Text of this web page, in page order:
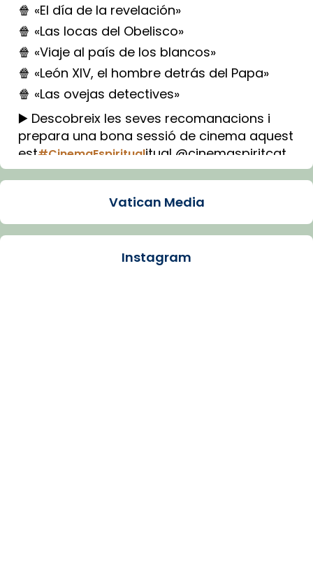
🍿 «El día de la revelación»
🍿 «Las locas del Obelisco»
🍿 «Viaje al país de los blancos»
🍿 «León XIV, el hombre detrás del Papa»
🍿 «Las ovejas detectives»
▶️ Descobreix les seves recomanacions i
prepara una bona sessió de cinema aquest
est#CinemaEspiritualitual @cinemaspiritcat
Imatge: Generada amb IA (OpenAI)
Arquebisbat de Barcelona
Vatican Media
Instagram